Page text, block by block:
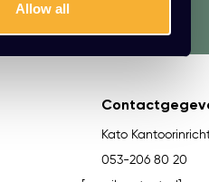
Allow all
Kato
053-206 80 20